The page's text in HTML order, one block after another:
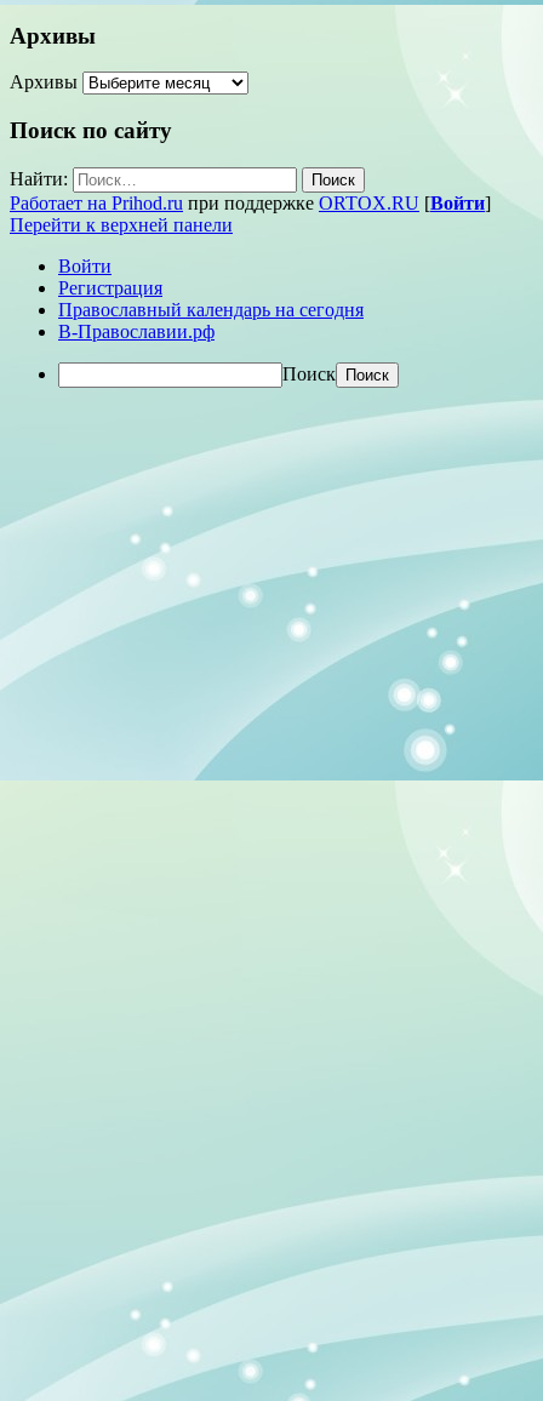
Архивы
Архивы
Поиск по сайту
Найти:
Работает на Prihod.ru при поддержке ORTOX.RU [Войти]
Перейти к верхней панели
Войти
Регистрация
Православный календарь на сегодня
В-Православии.рф
Поиск